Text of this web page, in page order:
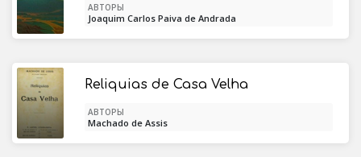
АВТОРЫ
Joaquim Carlos Paiva de Andrada
Reliquias de Casa Velha
АВТОРЫ
Machado de Assis